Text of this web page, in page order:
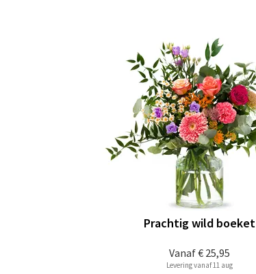
Vanaf€ 25,95
Prachtig wild boeket
Levering vanaf 11 aug